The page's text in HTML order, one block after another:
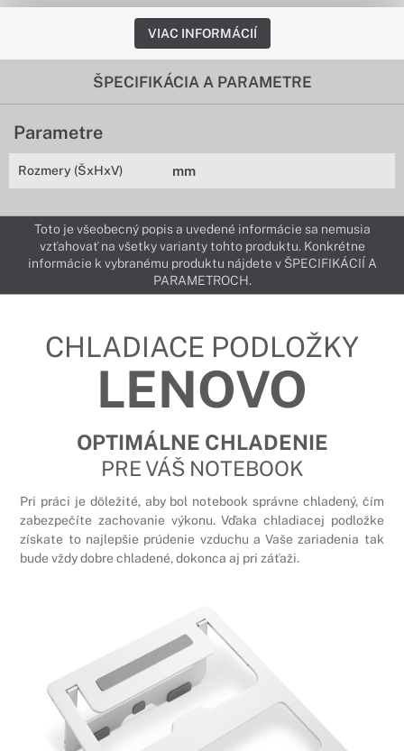
VIAC INFORMÁCIÍ
ŠPECIFIKÁCIA A PARAMETRE
Parametre
Rozmery (ŠxHxV) mm
Toto je všeobecný popis a uvedené informácie sa nemusia
vzťahovať na všetky varianty tohto produktu. Konkrétne
informácie k vybranému produktu nájdete v ŠPECIFIKÁCIÍ A
PARAMETROCH.
CHLADIACE PODLOŽKY
LENOVO
OPTIMÁLNE CHLADENIE
PRE VÁŠ NOTEBOOK
Pri práci je dôležité, aby bol notebook správne chladený, čím
zabezpečíte zachovanie výkonu. Vďaka chladiacej podložke
získate to najlepšie prúdenie vzduchu a Vaše zariadenia tak
bude vždy dobre chladené, dokonca aj pri záťaži.